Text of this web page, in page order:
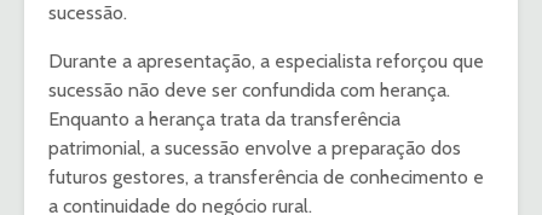
sucessão.
Durante a apresentação, a especialista reforçou que
sucessão não deve ser confundida com herança.
Enquanto a herança trata da transferência
patrimonial, a sucessão envolve a preparação dos
futuros gestores, a transferência de conhecimento e
a continuidade do negócio rural.